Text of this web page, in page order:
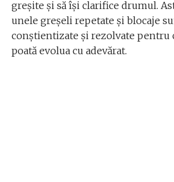
greșite și să își clarifice drumul.
unele greșeli repetate și blocaje
conștientizate și rezolvate pentru
poată evolua cu adevărat.